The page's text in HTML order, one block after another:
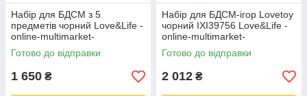
Набір для БДСМ з 5
предметів чорний Love&Life -
online-multimarket-
Готово до відправки
1 650 ₴
Набір для БДСМ-ігор Lovetoy
чорний IXI39756 Love&Life -
online-multimarket-
Готово до відправки
2 012 ₴